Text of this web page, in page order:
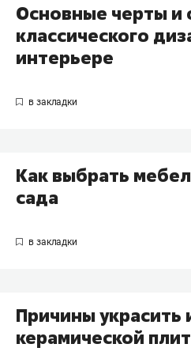
Основные черты и
классического
интерьере
Как выбрать
сада
Причины украсить
керамической